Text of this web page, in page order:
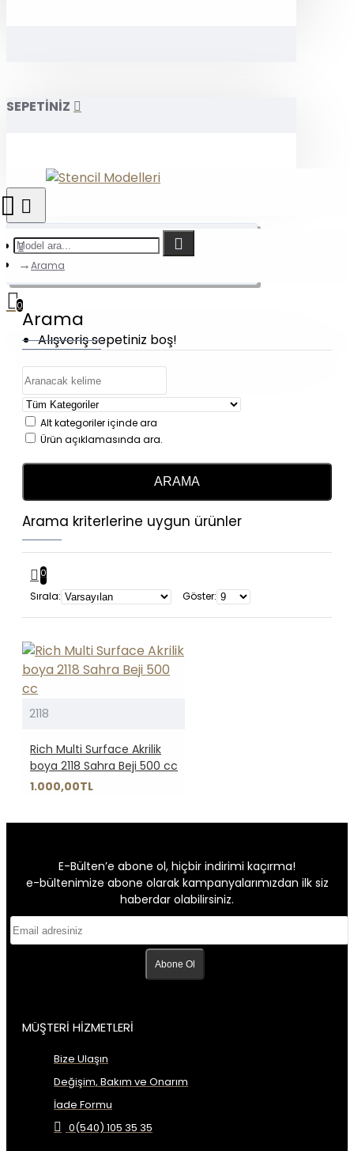
SEPETİNİZ
0
Alışveriş sepetiniz boş!
Arama
Arama
Alt kategoriler içinde ara
Ürün açıklamasında ara.
ARAMA
Arama kriterlerine uygun ürünler
0
Sırala: Göster:
2118
Rich Multi Surface Akrilik
boya 2118 Sahra Beji 500 cc
1.000,00TL
E-Bülten’e abone ol, hiçbir indirimi kaçırma!
e-bültenimize abone olarak kampanyalarımızdan ilk siz
haberdar olabilirsiniz.
Abone Ol
MÜŞTERİ HİZMETLERİ
Bize Ulaşın
Değişim, Bakım ve Onarım
İade Formu
0(540) 105 35 35